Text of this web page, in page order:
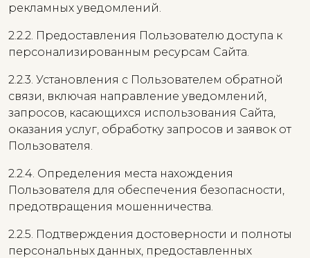
рекламных уведомлений.
2.2.2. Предоставления Пользователю доступа к
персонализированным ресурсам Сайта.
2.2.3. Установления с Пользователем обратной
связи, включая направление уведомлений,
запросов, касающихся использования Сайта,
оказания услуг, обработку запросов и заявок от
Пользователя.
2.2.4. Определения места нахождения
Пользователя для обеспечения безопасности,
предотвращения мошенничества.
2.2.5. Подтверждения достоверности и полноты
персональных данных, предоставленных